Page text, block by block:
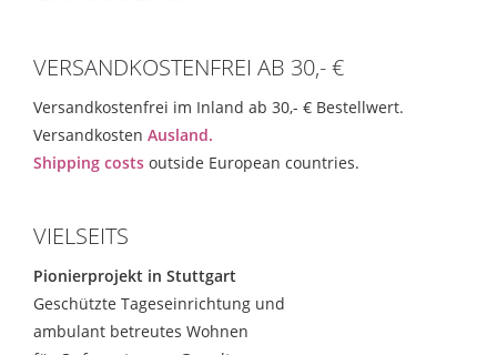
VERSANDKOSTENFREI AB 30,- €
Versandkostenfrei im Inland ab 30,- € Bestellwert.
Versandkosten Ausland.
Shipping costs outside European countries.
VIELSEITS
Pionierprojekt in Stuttgart
Geschützte Tageseinrichtung und
ambulant betreutes Wohnen